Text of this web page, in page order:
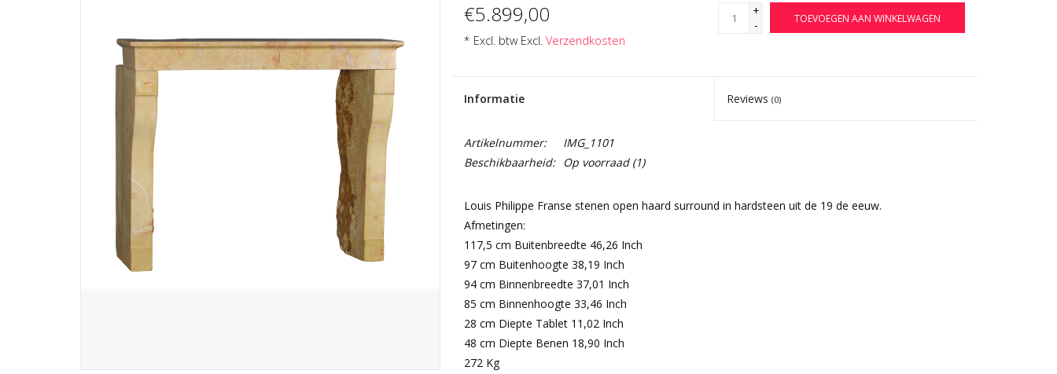
€5.899,00
* Excl. btw Excl. Verzendkosten
+
-
TOEVOEGEN AAN WINKELWAGEN
Informatie Reviews(0)
Artikelnummer:
IMG_1101
Beschikbaarheid:
Op voorraad(1)
Louis Philippe Franse stenen open haard surround in hardsteen uit de 19 de eeuw.
Afmetingen:
117,5 cm Buitenbreedte 46,26 Inch
97 cm Buitenhoogte 38,19 Inch
94 cm Binnenbreedte 37,01 Inch
85 cm Binnenhoogte 33,46 Inch
28 cm Diepte Tablet 11,02 Inch
48 cm Diepte Benen 18,90 Inch
272 Kg